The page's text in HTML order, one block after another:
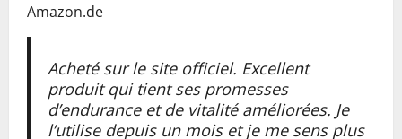
Amazon.de
Acheté sur le site officiel. Excellent
produit qui tient ses promesses
d’endurance et de vitalité améliorées. Je
l’utilise depuis un mois et je me sens plus